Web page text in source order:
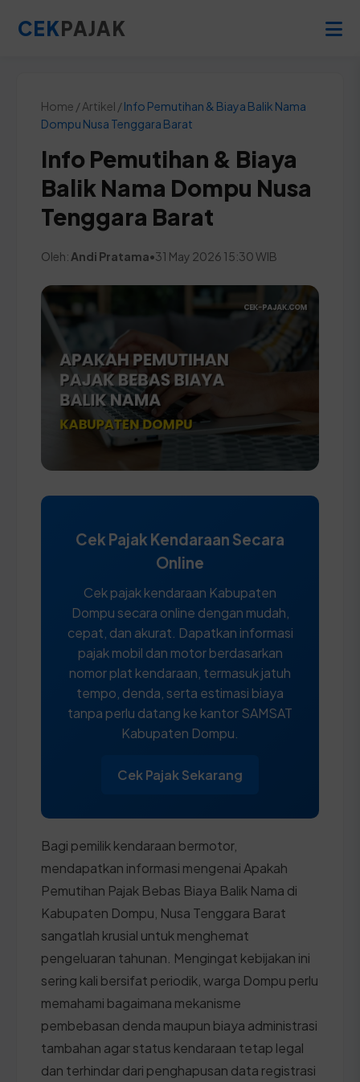
CEKPAJAK
Home / Artikel /Info Pemutihan & Biaya Balik Nama
Dompu Nusa Tenggara Barat
Info Pemutihan & Biaya
Balik Nama Dompu Nusa
Tenggara Barat
Oleh: Andi Pratama•31 May 2026 15:30 WIB
Cek Pajak Kendaraan Secara
Online
Cek pajak kendaraan Kabupaten
Dompu secara online dengan mudah,
cepat, dan akurat. Dapatkan informasi
pajak mobil dan motor berdasarkan
nomor plat kendaraan, termasuk jatuh
tempo, denda, serta estimasi biaya
tanpa perlu datang ke kantor SAMSAT
Kabupaten Dompu.
Cek Pajak Sekarang
Bagi pemilik kendaraan bermotor,
mendapatkan informasi mengenai Apakah
Pemutihan Pajak Bebas Biaya Balik Nama di
Kabupaten Dompu, Nusa Tenggara Barat
sangatlah krusial untuk menghemat
pengeluaran tahunan. Mengingat kebijakan ini
sering kali bersifat periodik, warga Dompu perlu
memahami bagaimana mekanisme
pembebasan denda maupun biaya administrasi
tambahan agar status kendaraan tetap legal
dan terhindar dari penghapusan data registrasi